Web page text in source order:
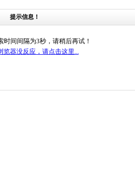
提示信息！
时间间隔为3秒，请稍后再试！
览器没反应，请点击这里...